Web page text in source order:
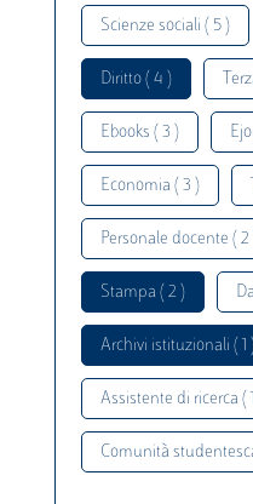
Scienze sociali ( 5 )
Diritto ( 4 )
Ebooks ( 3 )
Economia ( 3 )
Personale docente ( 2
Stampa ( 2 )
Archivi istituzionali ( 1
Assistente di ricerca (
Comunità